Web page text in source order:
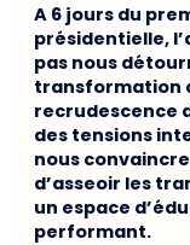
A 6 jours du
présidentielle,
pas nous
transformation
recrudescence
des tensions
nous
d’asseoir les
un espace
performant.